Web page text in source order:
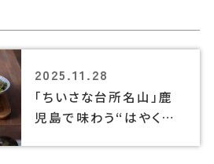
2025.11.28
「ちいさな台所名山」鹿
児島で味わう“はやくて、